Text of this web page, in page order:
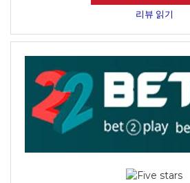
리뷰 읽기